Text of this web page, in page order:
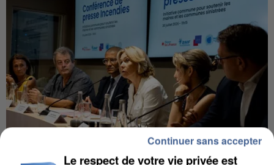
Le respect de votre vie privée est
Continuer sans accepter